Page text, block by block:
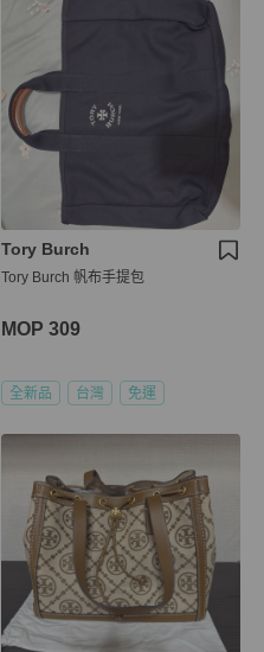
Tory Burch
Tory Burch 帆布手提包
MOP 309
全新品 台灣 免運